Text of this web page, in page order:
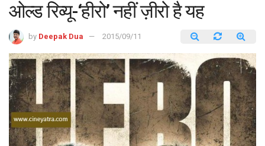
ओल्ड रिव्यू-‘हीरो’ नहीं ज़ीरो है यह
by Deepak Dua 2015/09/11